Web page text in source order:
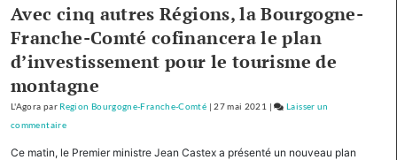
Avec cinq autres Régions, la Bourgogne-
Franche-Comté cofinancera le plan
d’investissement pour le tourisme de
montagne
L'Agora par Region Bourgogne-Franche-Comté |27 mai 2021 |
Laisser un
commentaireon
Ce matin, le Premier ministre Jean Castex a présenté un nouveau plan